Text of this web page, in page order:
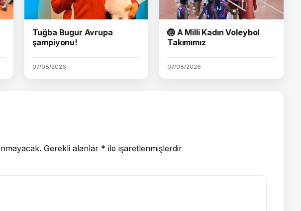
Tuğba Bugur Avrupa
şampiyonu!
07/08/2026
🏐 A Milli Kadın Voleybol
Takımımız
07/08/2026
Gerekli alanlar * ile işaretlenmişlerdir